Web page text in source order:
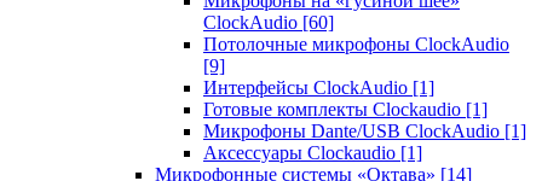
ClockAudio [60]
Потолочные микрофоны ClockAudio
[9]
Интерфейсы ClockAudio [1]
Готовые комплекты Clockaudio [1]
Микрофоны Dante/USB ClockAudio [1]
Аксессуары Clockaudio [1]
Микрофонные системы «Октава» [14]